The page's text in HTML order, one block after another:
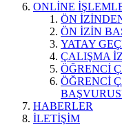
ONLİNE
ÖN
ÖN İZİN
YATAY
ÇALIŞMA
ÖĞRENCİ
ÖĞRENCİ
HABERLER
İLETİŞİM